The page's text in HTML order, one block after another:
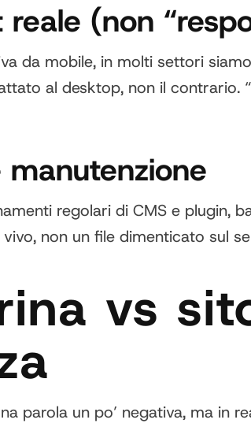
(non
da mobile, in molti settori
al desktop, non il contrario.
manutenzione
regolari di CMS e
non un file dimenticato sul
vs
parola un po’ negativa, ma in